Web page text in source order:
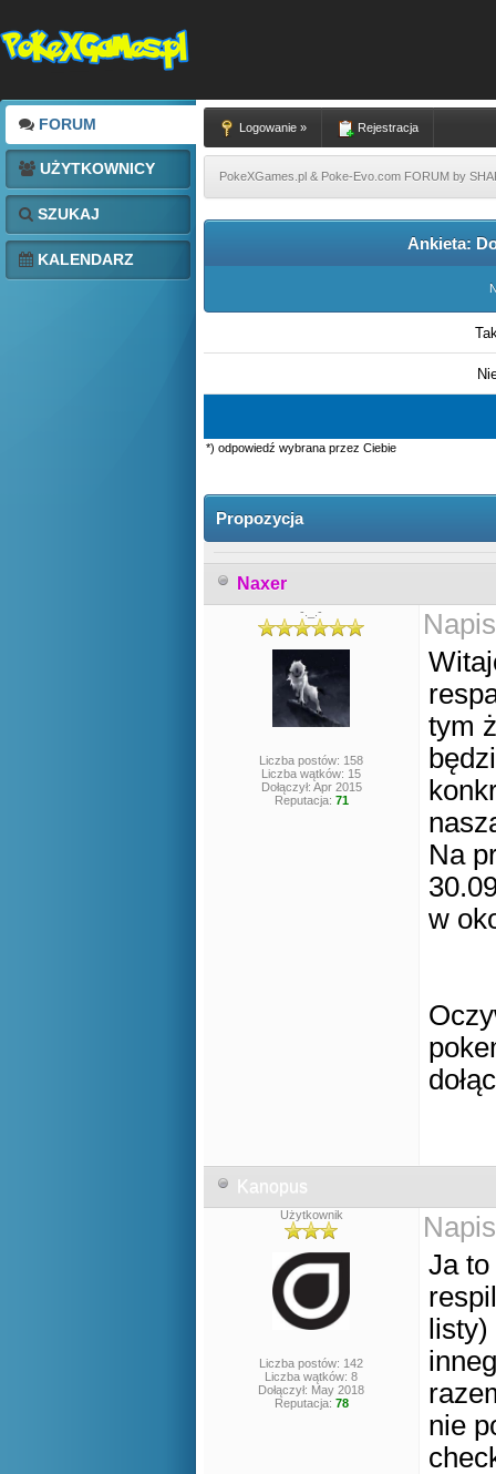
FORUM
UŻYTKOWNICY
SZUKAJ
KALENDARZ
Logowanie » Rejestracja
PokeXGames.pl & Poke-Evo.com FORUM by
Ankieta:
*) odpowiedź wybrana przez Ciebie
Propozycja
Naxer
-._.-
Liczba postów: 158
Liczba wątków: 15
Dołączył: Apr 2015
Reputacja: 71
tym
Na
w
Kanopus
Użytkownik
Liczba postów: 142
Liczba wątków: 8
Dołączył: May 2018
Reputacja: 78
Ja
nie